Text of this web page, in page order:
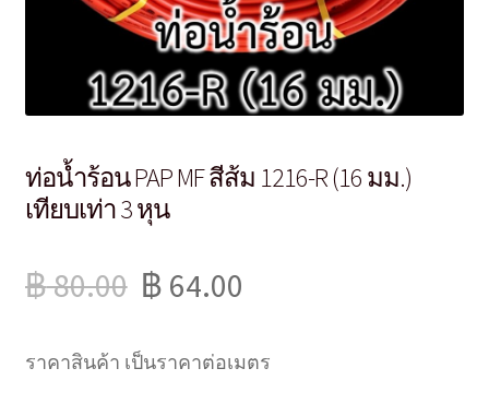
ท่อน้ำร้อน PAP MF สีส้ม 1216-R (16 มม.)
เทียบเท่า 3 หุน
฿80.00 ฿ 64.00
ราคาสินค้า เป็นราคาต่อเมตร